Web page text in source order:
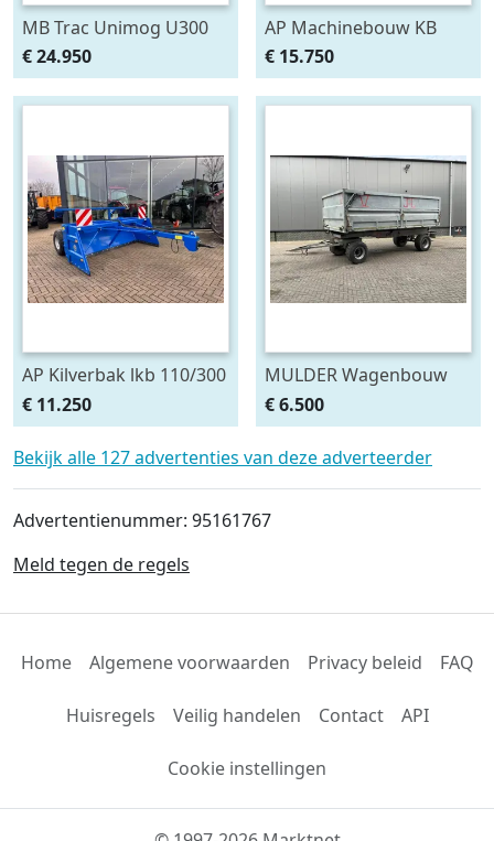
MB Trac Unimog U300
(bj 2005)
€ 24.950
AP Machinebouw KB
110/300 ETV kilverbak (bj
2025)
€ 15.750
AP Kilverbak lkb 110/300
(bj 2025)
€ 11.250
MULDER Wagenbouw
Glas Constructie
Containerbak wag
€ 6.500
Bekijk alle 127 advertenties van deze adverteerder
Advertentienummer: 95161767
Meld tegen de regels
Home Algemene voorwaarden Privacy beleid FAQ
Huisregels Veilig handelen Contact API
Cookie instellingen